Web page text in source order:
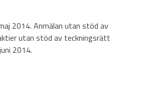
2014. Anmälan utan stöd av
utan stöd av teckningsrätt
2014.